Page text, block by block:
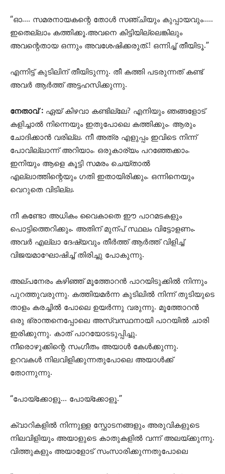
“ഓ…. സമരനായകന്റെ തോൾ സഞ്ചിയും കുപ്പായവും…..
ഇതെല്ലാം കത്തിക്കൂ.അവനെ കിട്ടിയില്ലെങ്കിലും
അവന്റെതായ ഒന്നും അവശേഷിക്കരുത്.! ഒന്നിച്ച് തീയിടൂ.”
എന്നിട്ട് കുടിലിന് തീയിടുന്നു. തീ കത്തി പടരുന്നത് കണ്ട്
അവർ ആർത്ത് അട്ടഹസിക്കുന്നു.
നേതാവ് : ഏയ് കിഴവാ കണ്ടില്ലേ? എനിയും ഞങ്ങളോട്
കളിച്ചാൽ നിന്നെയും ഇതുപോലെ കത്തിക്കും. ആരും
ചോദിക്കാൻ വരില്ല. നീ അത്ര എളുപ്പം ഇവിടെ നിന്ന്
പോവില്ലാന്ന് അറിയാം. ഒരുകാര്യം പറ‍ഞ്ഞേക്കാം.
ഇനിയും ആളെ കൂട്ടി സമരം ചെയ്താൽ
എല്ലാത്തിന്റെയും ഗതി ഇതായിരിക്കും. ഒന്നിനെയും
വെറുതെ വിടില്ല.
നീ കണ്ടോ അധികം വൈകാതെ ഈ പാറമടകളും
പൊട്ടിത്തെറിക്കും. അതിന് മുന്പ് സ്ഥലം വിട്ടോളണം.
അവർ എല്ലാ ദേഷ്യവും തീർത്ത് ആർത്ത് വിളിച്ച്
വിജയമാഘോഷിച്ച് തിരിച്ചു പോകുന്നു.
അല്പനേരം കഴിഞ്ഞ് മൂത്തോറൻ പാറയിടുക്കിൽ നിന്നും
പുറത്തുവരുന്നു. കത്തിയമർന്ന കുടിലിൽ നിന്ന് തുടിയുടെ
താളം കരച്ചിൽ പോലെ ഉയർന്നു വരുന്നു. മൂത്തോറൻ
ഒരു ഭ്രാന്തനെപ്പോലെ അസ്വസ്ഥനായി പാറയിൽ ചാരി
ഇരിക്കുന്നു. കാത് പാറയോടടുപ്പിച്ചു.
നീരൊഴുക്കിന്റെ സംഗീതം അയാൾ കേൾക്കുന്നു.
ഉറവകൾ നിലവിളിക്കുന്നതുപോലെ അയാൾക്ക്
തോന്നുന്നു.
“പോയ്ക്കോളൂ… പോയ്ക്കോളൂ.”
ക്വാറികളിൽ നിന്നുള്ള സ്ഫോടനങ്ങളും അരുവികളുടെ
നിലവിളിയും അയാളുടെ കാതുകളിൽ വന്ന് അലയ്ക്കുന്നു.
വിത്തുകളും അയാളോട് സംസാരിക്കുന്നതുപോലെ